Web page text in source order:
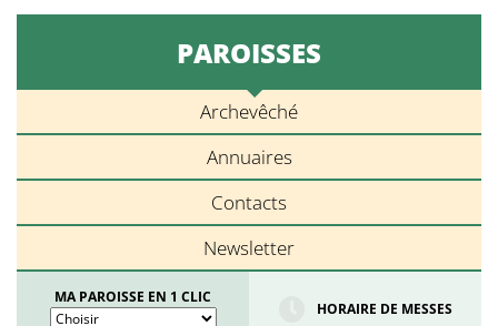
PAROISSES
Archevêché
Annuaires
Contacts
Newsletter
MA PAROISSE EN 1 CLIC
HORAIRE DE MESSES